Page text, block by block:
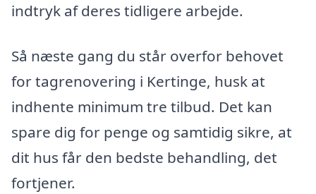
indtryk af deres tidligere arbejde.
Så næste gang du står overfor behovet
for tagrenovering i Kertinge, husk at
indhente minimum tre tilbud. Det kan
spare dig for penge og samtidig sikre, at
dit hus får den bedste behandling, det
fortjener.